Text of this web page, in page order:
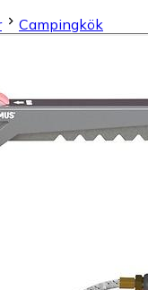
Campingkök